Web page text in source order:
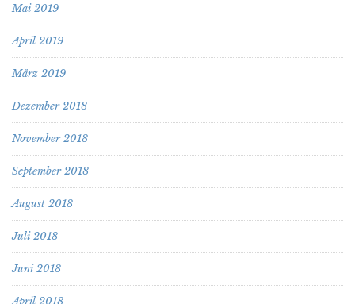
Mai 2019
April 2019
März 2019
Dezember 2018
November 2018
September 2018
August 2018
Juli 2018
Juni 2018
April 2018